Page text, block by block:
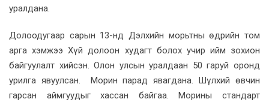
уралдана.
Долоодугаар сарын 13-нд Дэлхийн морьтны өдрийн том
арга хэмжээ Хүй долоон худагт болох учир ийм зохион
байгуулалт хийсэн. Олон улсын уралдаан 50 гаруй оронд
урилга явуулсан. Морин парад явагдана. Шүлхий өвчин
гарсан аймгуудыг хассан байгаа. Морины стандарт